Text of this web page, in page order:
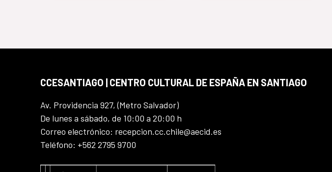
CCESANTIAGO | CENTRO CULTURAL DE ESPAÑA EN SANTIAGO
Av. Providencia 927, (Metro Salvador)
De lunes a sábado, de 10:00 a 20:00 h
Correo electrónico: recepcion.cc.chile@aecid.es
Teléfono: +562 2795 9700